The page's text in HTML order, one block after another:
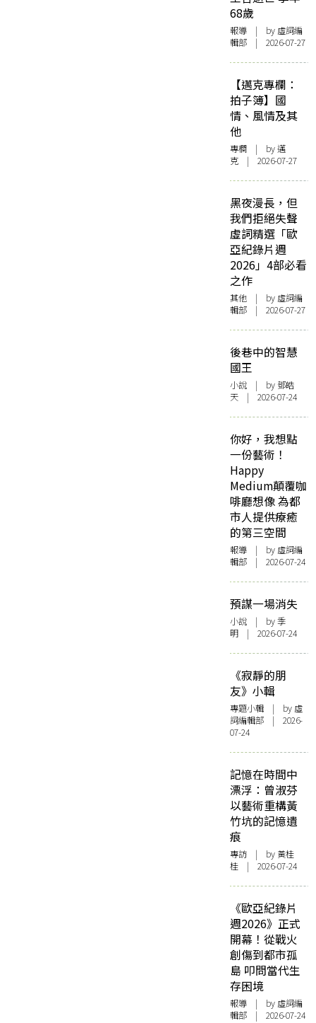
68歲
報導 | by 虛詞編
輯部 | 2026-07-27
【邁克專欄：
拍子簿】國
情、風情及其
他
專欄 | by邁
克 | 2026-07-27
黑夜漫長，但
我們拒絕失聲
虛詞精選「歐
亞紀錄片週
2026」4部必看
之作
其他 | by 虛詞編
輯部 | 2026-07-27
後巷中的智慧
國王
小說 | by 鄧皓
天 | 2026-07-24
你好，我想點
一份藝術！
Happy
Medium顛覆咖
啡廳想像 為都
市人提供療癒
的第三空間
報導 | by 虛詞編
輯部 | 2026-07-24
預謀一場消失
小說 | by 季
明 | 2026-07-24
《寂靜的朋
友》小輯
專題小輯 | by 虛
詞編輯部 | 2026-
07-24
記憶在時間中
漂浮：曾淑芬
以藝術重構黃
竹坑的記憶遺
痕
專訪 | by 黃桂
桂 | 2026-07-24
《歐亞紀錄片
週2026》正式
開幕！從戰火
創傷到都市孤
島 叩問當代生
存困境
報導 | by 虛詞編
輯部 | 2026-07-24